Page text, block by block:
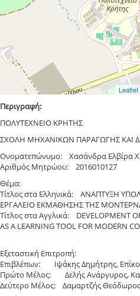
Leaflet
Περιγραφή:
ΠΟΛΥΤΕΧΝΕΙΟ ΚΡΗΤΗΣ
ΣΧΟΛΗ ΜΗΧΑΝΙΚΩΝ ΠΑΡΑΓΩΓΗΣ ΚΑΙ
Ονοματεπώνυμο: Χασάνδρα Ελβίρα
Αριθμός Μητρώου: 2016010127
Θέμα:
Τίτλος στα Ελληνικά: ΑΝΑΠΤΥΞΗ
ΕΡΓΑΛΕΙΟ ΕΚΜΑΘΗΣΗΣ ΤΗΣ
Τίτλος στα Αγγλικά: DEVELOPMENT
AS A LEARNING TOOL FOR MODERN
Εξεταστική Επιτροπή:
Επιβλέπων: Ιψάκης Δημήτρης,
Πρώτο Μέλος: Δελής Ανάργυρος,
Δεύτερο Μέλος: Δαμαρτζής Θεόδωρος